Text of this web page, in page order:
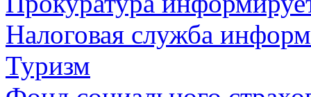
Налоговая служба
Туризм